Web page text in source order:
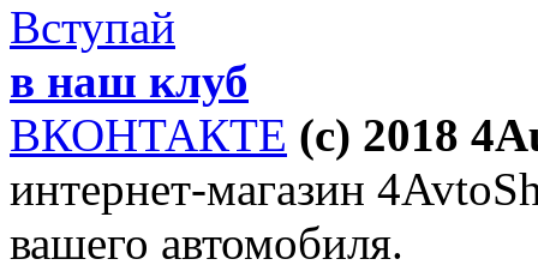
Вступай
в наш клуб
ВКОНТАКТЕ (c) 2018
интернет-магазин
вашего автомобиля.